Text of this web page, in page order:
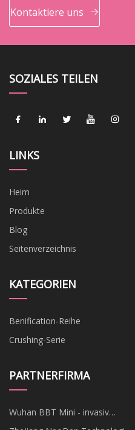
Kontaktiere uns
SOZIALES TEILEN
LINKS
Heim
Produkte
Blog
Seitenverzeichnis
KATEGORIEN
Benification-Reihe
Crushing-Serie
PARTNERFIRMA
Wuhan BBT Mini - invasiv
Medizinisch Techn. Co., Ltd.